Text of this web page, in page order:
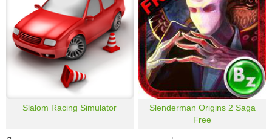
Slalom Racing Simulator
Slenderman Origins 2 Saga
Free